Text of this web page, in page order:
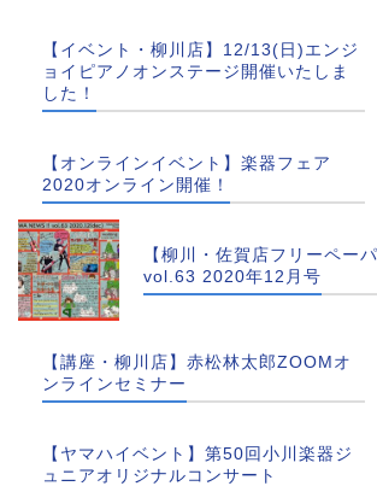
【イベント・柳川店】12/13(日)エンジ
ョイピアノオンステージ開催いたしま
した！
【オンラインイベント】楽器フェア
2020オンライン開催！
【柳川・佐賀店フリーペーパ
vol.63 2020年12月号
【講座・柳川店】赤松林太郎ZOOMオ
ンラインセミナー
【ヤマハイベント】第50回小川楽器ジ
ュニアオリジナルコンサート